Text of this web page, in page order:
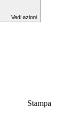
Vedi azioni
Stampa